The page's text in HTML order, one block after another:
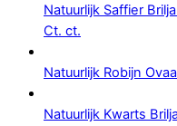
Natuurlijk Saffier
Ct. ct.
Natuurlijk Robijn
Natuurlijk Kwarts